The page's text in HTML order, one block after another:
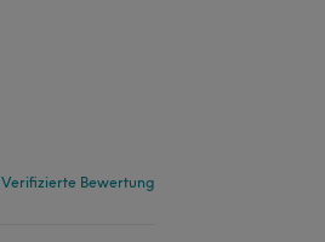
Verifizierte Bewertung